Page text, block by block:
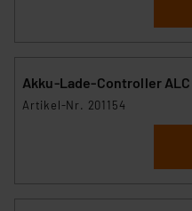
Akku-Lade-Controller ALC
Artikel-Nr. 201154